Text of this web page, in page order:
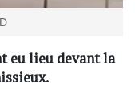
eu lieu devant la